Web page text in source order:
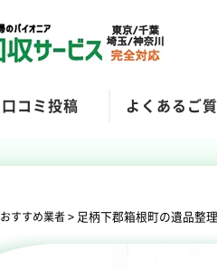
口コミ投稿 よくあるご
おすすめ業者> 足柄下郡箱根町の遺品整